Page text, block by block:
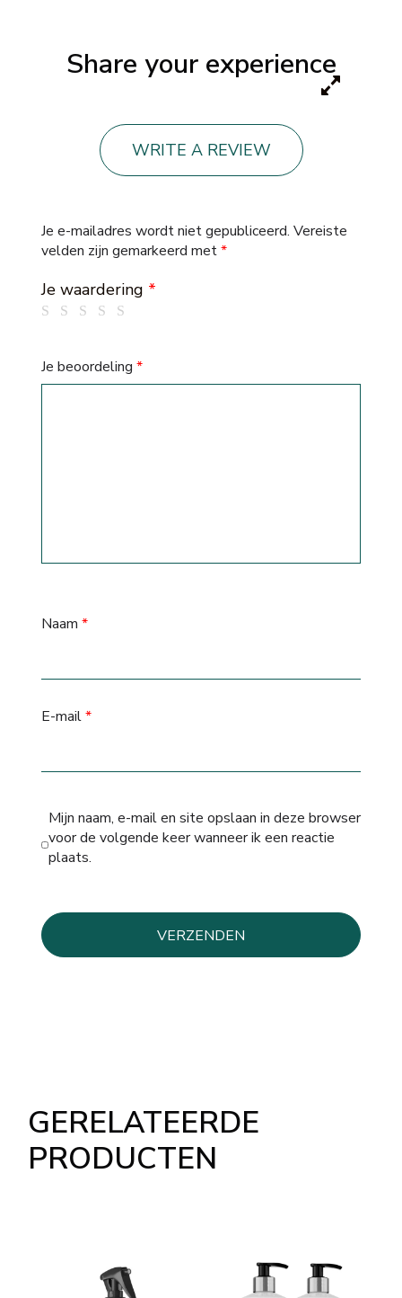
Share your experience
WRITE A REVIEW
Je e-mailadres wordt niet gepubliceerd. Vereiste
velden zijn gemarkeerd met*
Je waardering *
Je beoordeling *
Naam *
E-mail*
Mijn naam, e-mail en site opslaan in deze browser
voor de volgende keer wanneer ik een reactie
plaats.
GERELATEERDE
PRODUCTEN